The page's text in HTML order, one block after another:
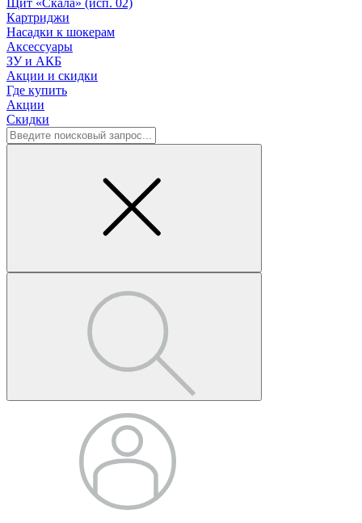
Щит «Скала» (исп. 02)
Картриджи
Насадки к шокерам
Аксессуары
ЗУ и АКБ
Акции и скидки
Где купить
Акции
Скидки